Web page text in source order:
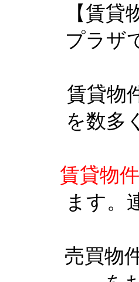
【賃
プラザ
賃貸物
を数多
賃貸物
ます。
売買物